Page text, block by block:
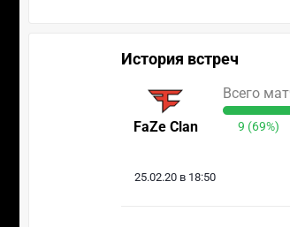
История встреч
FaZe Clan
Всего
9 (69%)
25.02.20 в 18:50